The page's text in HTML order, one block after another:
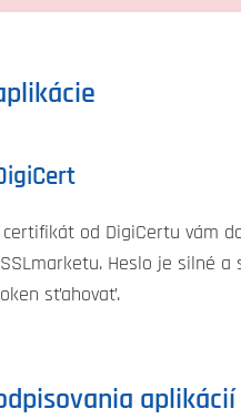
certifikát od DigiCertu vám
Heslo je silné a
sťahovať.
aplikácií